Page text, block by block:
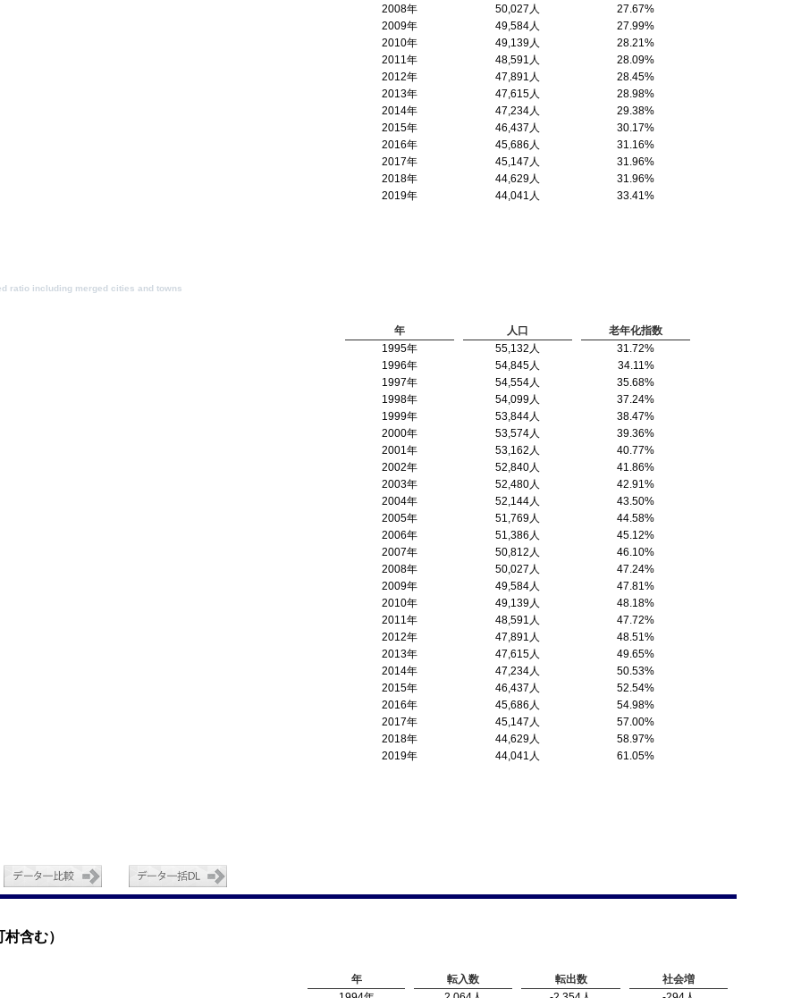
2008年
50,027人
27.67%
2009年
49,584人
27.99%
2010年
49,139人
28.21%
2011年
48,591人
28.09%
2012年
47,891人
28.45%
2013年
47,615人
28.98%
2014年
47,234人
29.38%
2015年
46,437人
30.17%
2016年
45,686人
31.16%
2017年
45,147人
31.96%
2018年
44,629人
31.96%
2019年
44,041人 33.41%
年 人口
老年化指数
1995年
55,132人
31.72%
1996年
54,845人
34.11%
1997年
54,554人
35.68%
1998年
54,099人
37.24%
1999年
53,844人
38.47%
2000年
53,574人
39.36%
2001年
53,162人
40.77%
2002年
52,840人
41.86%
2003年
52,480人
42.91%
2004年
52,144人
43.50%
2005年
51,769人
44.58%
2006年
51,386人
45.12%
2007年
50,812人
46.10%
2008年
50,027人
47.24%
2009年
49,584人
47.81%
2010年
49,139人
48.18%
2011年
48,591人
47.72%
2012年
47,891人
48.51%
2013年
47,615人
49.65%
2014年
47,234人
50.53%
2015年
46,437人
52.54%
2016年
45,686人
54.98%
2017年
45,147人
57.00%
2018年
44,629人
58.97%
2019年
44,041人 61.05%
ratio including merged cities and towns
年 転入数 転出数
社会増
含む）